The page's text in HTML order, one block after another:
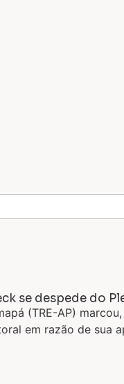
se despede do
(TRE-AP)
em razão de sua